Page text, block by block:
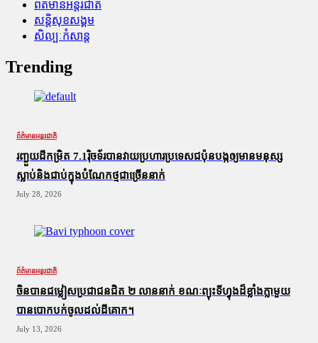
ព័ត៌មានអន្តរជាតិ
សន្តិសុខសង្គម
សិល្បៈកំសាន្ត
Trending
ព័ត៌មានអន្តរជាតិ
រញ្ជួយដីកម្រិត​ 7.1រ៉ិចទ័របានវាយប្រហារប្រទេសជប៉ុនបង្កឲ្យមានមនុស្ស
ស្លាប់​និង​ជាប់ក្នុងបំណែកថ្មជាច្រើននាក់
July 28, 2026
ព័ត៌មានអន្តរជាតិ
ចិនបានជម្លៀសប្រជាជនជិត ២ លាននាក់ ខណៈព្យុះទីហ្វុងដ៏ខ្លាំងក្លាមួយ
បានបោកបក់ចូលដល់ដីគោក។
July 13, 2026